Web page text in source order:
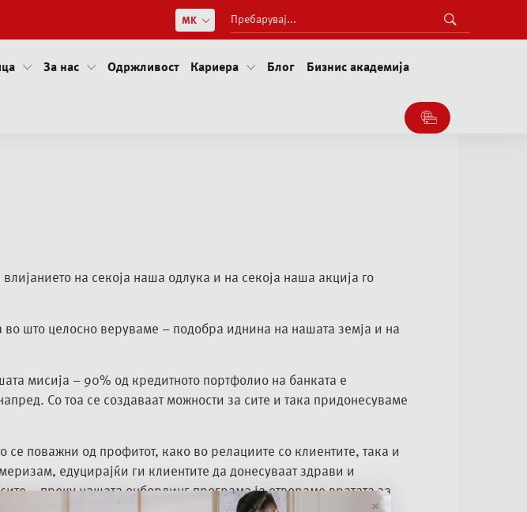
За нас Одржливост Кариера Блог Бизнис академија
на секоја наша одлука и на секоја наша акција го
што целосно веруваме – подобра иднина на нашата земја и на
мисија – 90% од кредитното портфолио на банката е
Со тоа се создаваат можности за сите и така придонесуваме
се поважни од профитот, како во релациите со клиентите, така и
едуцирајќи ги клиентите да донесуваат здрави и
– преку нашата онбординг програма ја отвораме вратата за
×